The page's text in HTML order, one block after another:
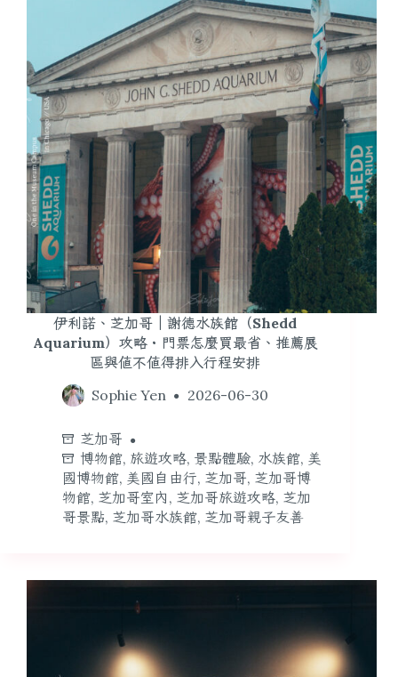
伊利諾、芝加哥｜謝德水族館（Shedd
Aquarium）攻略・門票怎麼買最省、推薦展
區與值不值得排入行程安排
Sophie Yen
2026-06-30
芝加哥
博物館, 旅遊攻略, 景點體驗, 水族館, 美
國博物館, 美國自由行, 芝加哥, 芝加哥博
物館, 芝加哥室內 , 芝加哥旅遊攻略, 芝加
哥景點, 芝加哥水族館, 芝加哥親子友善